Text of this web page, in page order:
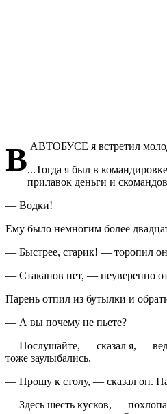
В АВТОБУСЕ я встретил
...Тогда я был в
прилавок деньги и
— Водки!
Ему было немногим более
— Быстрее, старик! — торопил
— Стаканов нет, — неуверенно
Парень отпил из бутылки и
— А вы почему не пьете?
— Послушайте, — сказал я, — ведь
тоже заулыбались.
— Прошу к столу, — сказал он.
— Здесь шесть кусков, —